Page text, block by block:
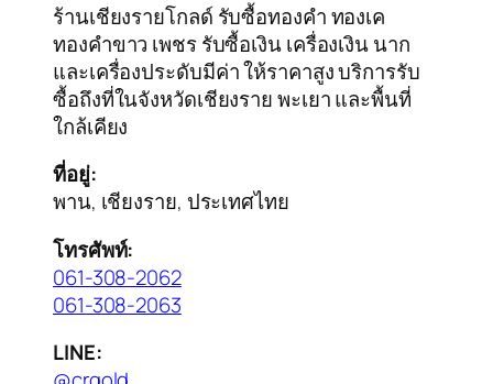
ร้านเชียงรายโกลด์ รับซื้อทองคำ ทองเค
ทองคำขาว เพชร รับซื้อเงิน เครื่องเงิน นาก
และเครื่องประดับมีค่า ให้ราคาสูง บริการรับ
ซื้อถึงที่ในจังหวัดเชียงราย พะเยา และพื้นที่
ใกล้เคียง
ที่อยู่:
พาน, เชียงราย, ประเทศไทย
โทรศัพท์:
061-308-2062
061-308-2063
LINE: